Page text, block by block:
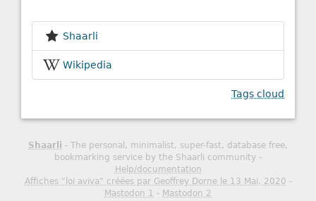
Shaarli
Wikipedia
Tags cloud
Shaarli - The personal, minimalist, super-fast, database free,
bookmarking service by the Shaarli community -
Help/documentation
Affiches "loi aviva" créées par Geoffrey Dorne le 13 Mai, 2020 -
Mastodon 1 - Mastodon 2